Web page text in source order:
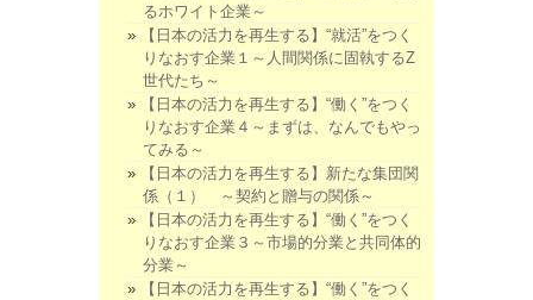
るホワイト企業～
【日本の活力を再生する】“就活”をつく
りなおす企業１～人間関係に固執するZ
世代たち～
【日本の活力を再生する】“働く”をつく
りなおす企業４～まずは、なんでもやっ
てみる～
【日本の活力を再生する】新たな集団関
係（１） ～契約と贈与の関係～
【日本の活力を再生する】“働く”をつく
りなおす企業３～市場的分業と共同体的
分業～
【日本の活力を再生する】“働く”をつく